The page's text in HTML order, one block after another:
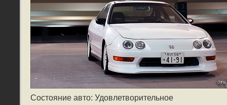
Состояние авто: Удовлетворительное